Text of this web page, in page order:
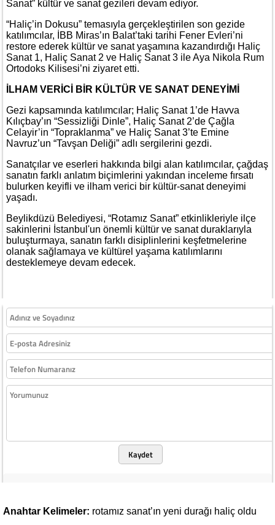
Sanat” kültür ve sanat gezileri devam ediyor.
“Haliç’in Dokusu” temasıyla gerçekleştirilen son gezide
katılımcılar, İBB Miras’ın Balat’taki tarihi Fener Evleri’ni
restore ederek kültür ve sanat yaşamına kazandırdığı Haliç
Sanat 1, Haliç Sanat 2 ve Haliç Sanat 3 ile Aya Nikola Rum
Ortodoks Kilisesi’ni ziyaret etti.
İLHAM VERİCİ BİR KÜLTÜR VE SANAT DENEYİMİ
Gezi kapsamında katılımcılar; Haliç Sanat 1’de Havva
Kılıçbay’ın “Sessizliği Dinle”, Haliç Sanat 2’de Çağla
Celayir’in “Topraklanma” ve Haliç Sanat 3’te Emine
Navruz’un “Tavşan Deliği” adlı sergilerini gezdi.
Sanatçılar ve eserleri hakkında bilgi alan katılımcılar, çağdaş
sanatın farklı anlatım biçimlerini yakından inceleme fırsatı
bulurken keyifli ve ilham verici bir kültür-sanat deneyimi
yaşadı.
Beylikdüzü Belediyesi, “Rotamız Sanat” etkinlikleriyle ilçe
sakinlerini İstanbul'un önemli kültür ve sanat duraklarıyla
buluşturmaya, sanatın farklı disiplinlerini keşfetmelerine
olanak sağlamaya ve kültürel yaşama katılımlarını
desteklemeye devam edecek.
Kaydet
Anahtar Kelimeler: rotamız sanat’ın yeni durağı haliç oldu